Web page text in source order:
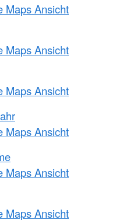
Maps Ansicht
Maps Ansicht
Maps Ansicht
Maps Ansicht
Maps Ansicht
Maps Ansicht